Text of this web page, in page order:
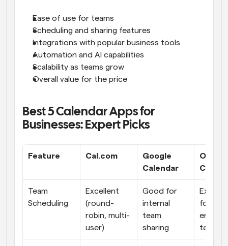
Ease of use for teams
Scheduling and sharing features
Integrations with popular business tools
Automation and AI capabilities
Scalability as teams grow
Overall value for the price
Best 5 Calendar Apps for
Businesses: Expert Picks
Feature Cal.com
Google
Calendar
Team
Scheduling
Excellent
(round-
robin, multi-
user)
Good for
internal
team
sharing
for
teams